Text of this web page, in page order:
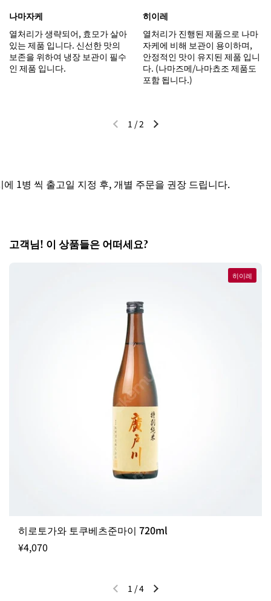
나마자케
열처리가 생략되어, 효모가 살아
있는 제품 입니다. 신선한 맛의
보존을 위하여 냉장 보관이 필수
인 제품 입니다.
히이레
열처리가 진행된 제품으로 나마
자케에 비해 보관이 용이하며,
안정적인 맛이 유지된 제품 입니
다. (나마즈메/나마쵸조 제품도
포함 됩니다.)
이전 슬라이드다음 슬라이드
1 /2
병 씩 출고일 지정 후, 개별 주문을 권장 드립니다.
고객님! 이 상품들은 어떠세요?
히로토가와 토쿠베츠준마이 720ml
¥4,070
히이레
이전 슬라이드다음 슬라이드
1 /4